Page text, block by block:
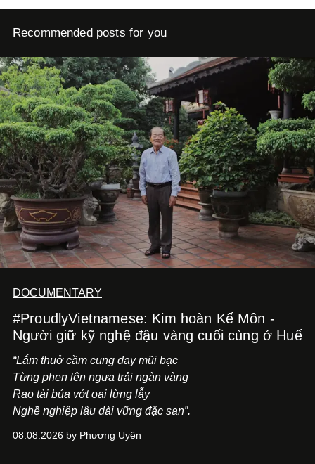
Recommended posts for you
DOCUMENTARY
#ProudlyVietnamese: Kim hoàn Kế Môn -
Người giữ kỹ nghệ đậu vàng cuối cùng ở Huế
“Lắm thuở cầm cung day mũi bạc
Từng phen lên ngựa trải ngàn vàng
Rao tài bủa vớt oai lừng lẫy
Nghề nghiệp lâu dài vững đặc san”.
08.08.2026 by Phương Uyên